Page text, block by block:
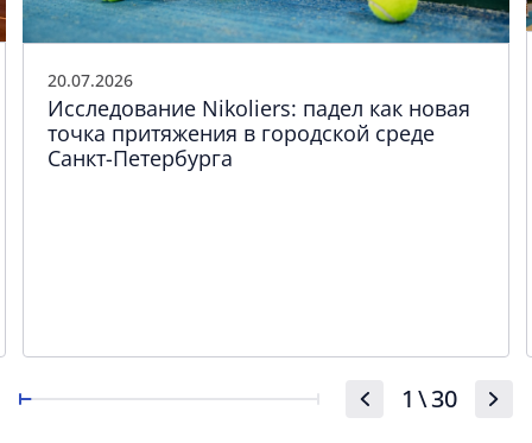
20.07.2026
Исследование Nikoliers: падел как новая
точка притяжения в городской среде
Санкт-Петербурга
1 \30